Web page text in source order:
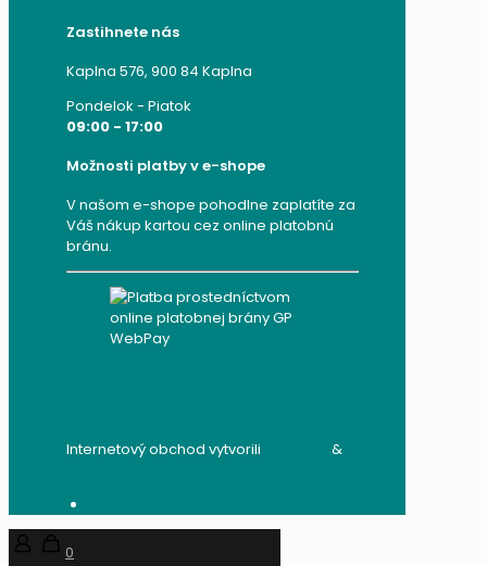
Zastihnete nás
Kaplna 576, 900 84 Kaplna
Pondelok - Piatok
09:00 - 17:00
Možnosti platby v e-shope
V našom e-shope pohodlne zaplatíte za
Váš nákup kartou cez online platobnú
bránu.
Internetový obchod vytvorili
&
0